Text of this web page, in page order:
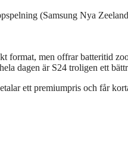
(Samsung Nya
format, men offrar batteritid
dagen är S24 troligen ett
ett premiumpris och får